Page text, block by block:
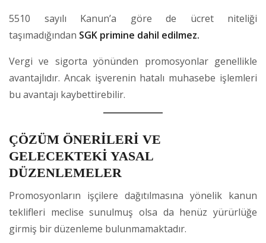
5510 sayılı Kanun’a göre de ücret niteliği
taşımadığından SGK primine dahil edilmez.
Vergi ve sigorta yönünden promosyonlar genellikle
avantajlıdır. Ancak işverenin hatalı muhasebe işlemleri
bu avantajı kaybettirebilir.
ÇÖZÜM ÖNERİLERİ VE
GELECEKTEKİ YASAL
DÜZENLEMELER
Promosyonların işçilere dağıtılmasına yönelik kanun
teklifleri meclise sunulmuş olsa da henüz yürürlüğe
girmiş bir düzenleme bulunmamaktadır.